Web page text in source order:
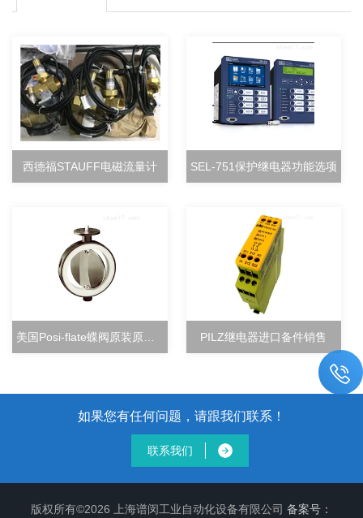
西德福STAUFF电磁流量计 SEL-751保护继电器功能选项
PILZ继电器进口备件销售
如果您有任何问题，请跟我们联系！
联系我们
版权所有©2026 上海谱闵工业自动化设备有限公司 备案号：